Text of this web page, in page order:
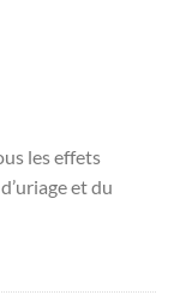
les effets
et du